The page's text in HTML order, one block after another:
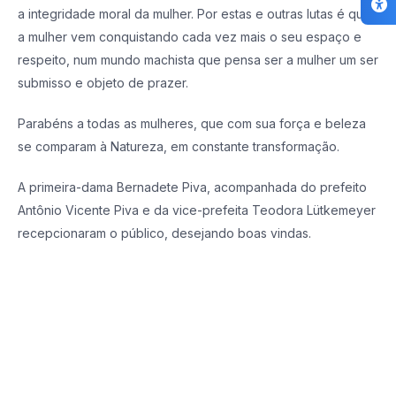
a integridade moral da mulher. Por estas e outras lutas é que
a mulher vem conquistando cada vez mais o seu espaço e
respeito, num mundo machista que pensa ser a mulher um ser
submisso e objeto de prazer.
Parabéns a todas as mulheres, que com sua força e beleza
se comparam à Natureza, em constante transformação.
A primeira-dama Bernadete Piva, acompanhada do prefeito
Antônio Vicente Piva e da vice-prefeita Teodora Lütkemeyer
recepcionaram o público, desejando boas vindas.